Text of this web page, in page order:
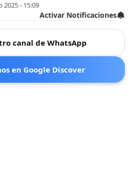
2025 - 15:09
Activar Notificaciones
canal de WhatsApp
en Google Discover